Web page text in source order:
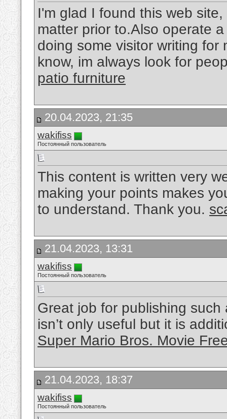
I'm glad I found this web
matter prior to.Also operate
doing some visitor writing for
know, im always look for
patio furniture
20.04.2023, 21:35
wakifiss
Постоянный пользователь
This content is written very
making your points makes
to understand. Thank you.
21.04.2023, 13:31
wakifiss
Постоянный пользователь
Great job for publishing
isn’t only useful but it is
Super Mario Bros. Movie
21.04.2023, 18:37
wakifiss
Постоянный пользователь